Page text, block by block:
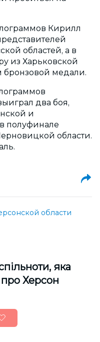
Кирилл
областей, а в
из Харьковской
бронзовой медали.
два боя,
и
полуфинале
области.
области
яка
про Херсон